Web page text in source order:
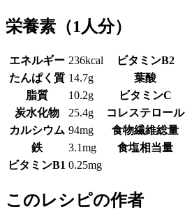
栄養素 （1人分）
エネルギー 236kcal ビタミンB2
たんぱく質 14.7g 葉酸
脂質
10.2g ビタミンC
炭水化物
25.4g コレステロール
カルシウム 94mg 食物繊維総量
鉄
3.1mg 食塩相当量
ビタミンB1 0.25mg
このレシピの作者